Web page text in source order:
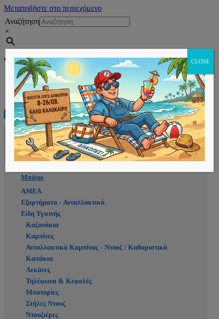
Μεταπηδήστε στο περιεχόμενο
Αναζήτηση
×
Εγγραφή
Αρχική
E-shop
Μπάνιο
ΑΜΕΑ
Εξαρτήματα - Ανταλλακτικά
Είδη Υγιεινής
Καζανάκια
Καμπίνες
Ανταλλακτικά Καμπίνας - Ντουζ / Καθαριστικά
Καπάκια
Λεκάνες
Τηλέφωνα & Κεφαλές
Μπαταρίες
Στήλες Ντουζ
Ντουζιέρες
CLOSE